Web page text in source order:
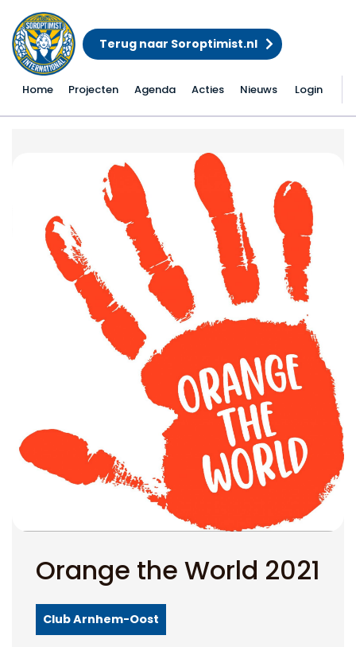
Terug naar Soroptimist.nl
Home Projecten Agenda Acties Nieuws Login
Orange the World 2021
Orange the World 2021
Club Arnhem-Oost